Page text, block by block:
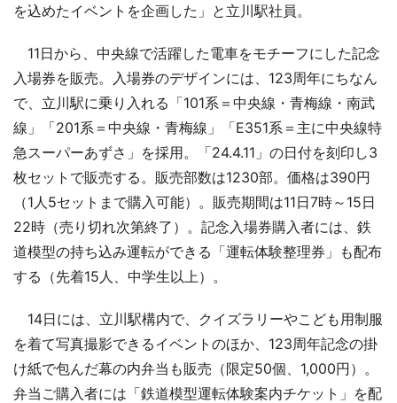
を込めたイベントを企画した」と立川駅社員。
11日から、中央線で活躍した電車をモチーフにした記念
入場券を販売。入場券のデザインには、123周年にちなん
で、立川駅に乗り入れる「101系＝中央線・青梅線・南武
線」「201系＝中央線・青梅線」「E351系＝主に中央線特
急スーパーあずさ」を採用。「24.4.11」の日付を刻印し3
枚セットで販売する。販売部数は1230部。価格は390円
（1人5セットまで購入可能）。販売期間は11日7時～15日
22時（売り切れ次第終了）。記念入場券購入者には、鉄
道模型の持ち込み運転ができる「運転体験整理券」も配布
する（先着15人、中学生以上）。
14日には、立川駅構内で、クイズラリーやこども用制服
を着て写真撮影できるイベントのほか、123周年記念の掛
け紙で包んだ幕の内弁当も販売（限定50個、1,000円）。
弁当ご購入者には「鉄道模型運転体験案内チケット」を配